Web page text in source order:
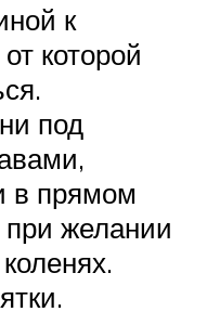
к
которой
под
в прямом
желании